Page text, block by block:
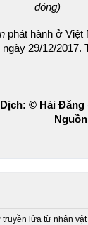
đóng)
phát hành ở
29/12/2017.
Dịch: © Hải Đăng
truyền lửa từ nhân